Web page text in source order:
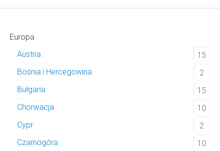
Europa
Austria
15
Bośnia i Hercegowina
2
Bułgaria
15
Chorwacja
10
Cypr
2
Czarnogóra
10